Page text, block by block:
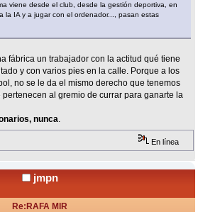
viene desde el club, desde la gestión deportiva, en
la IA y a jugar con el ordenador..., pasan estas
fábrica un trabajador con la actitud qué tiene
y con varios pies en la calle. Porque a los
no se le da el mismo derecho que tenemos
pertenecen al gremio de currar para ganarte la
nunca.
En línea
jmpn
Re:RAFA MIR